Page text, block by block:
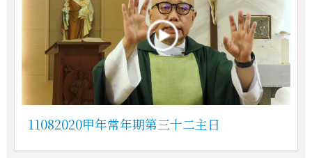
11082020甲年常年期第三十二主日